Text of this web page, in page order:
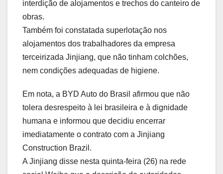
interdição de alojamentos e trechos do canteiro de
obras.
Também foi constatada superlotação nos
alojamentos dos trabalhadores da empresa
terceirizada Jinjiang, que não tinham colchões,
nem condições adequadas de higiene.
Em nota, a BYD Auto do Brasil afirmou que não
tolera desrespeito à lei brasileira e à dignidade
humana e informou que decidiu encerrar
imediatamente o contrato com a Jinjiang
Construction Brazil.
A Jinjiang disse nesta quinta-feira (26) na rede